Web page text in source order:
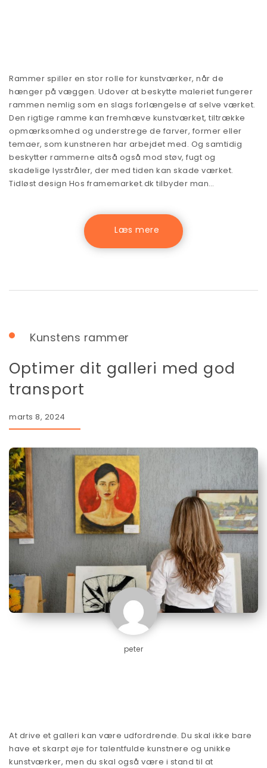
Rammer spiller en stor rolle for kunstværker, når de
hænger på væggen. Udover at beskytte maleriet fungerer
rammen nemlig som en slags forlængelse af selve værket.
Den rigtige ramme kan fremhæve kunstværket, tiltrække
opmærksomhed og understrege de farver, former eller
temaer, som kunstneren har arbejdet med. Og samtidig
beskytter rammerne altså også mod støv, fugt og
skadelige lysstråler, der med tiden kan skade værket.
Tidløst design Hos framemarket.dk tilbyder man…
Kunstens rammer
Optimer dit galleri med god
transport
marts 8, 2024
peter
At drive et galleri kan være udfordrende. Du skal ikke bare
have et skarpt øje for talentfulde kunstnere og unikke
kunstværker, men du skal også være i stand til at